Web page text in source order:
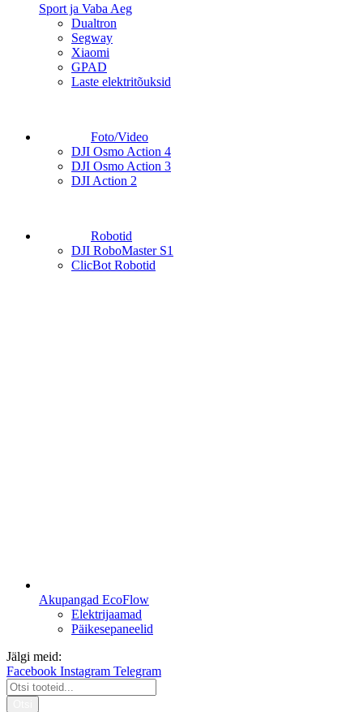
Sport ja Vaba Aeg
Dualtron
Segway
Xiaomi
GPAD
Laste elektritõuksid
Foto/Video
DJI Osmo Action 4
DJI Osmo Action 3
DJI Action 2
Robotid
DJI RoboMaster S1
ClicBot Robotid
Akupangad EcoFlow
Elektrijaamad
Päikesepaneelid
Jälgi meid:
Facebook Instagram Telegram